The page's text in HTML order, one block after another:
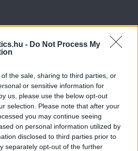
- Do Not Process My
the sale, sharing to third parties, or
or sensitive information for
us, please use the below opt-out
selection. Please note that after your
you may continue seeing
on personal information utilized by
disclosed to third parties prior to
separately opt-out of the further